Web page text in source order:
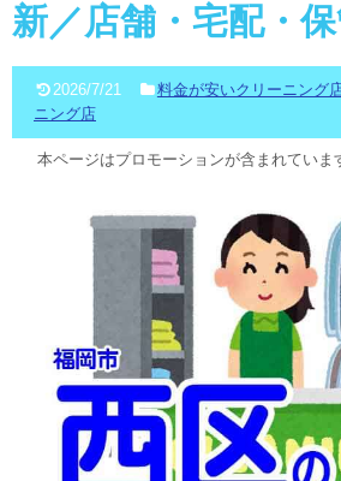
新／店舗・宅配・
2026/7/21 料金が安いクリーニング
ニング店
本ページはプロモーションが含まれていま